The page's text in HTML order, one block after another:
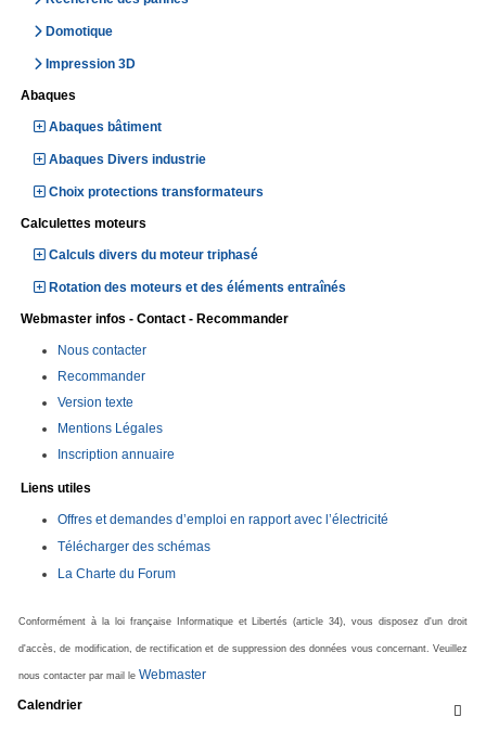
Domotique
Impression 3D
Abaques
Abaques bâtiment
Abaques Divers industrie
Choix protections transformateurs
Calculettes moteurs
Calculs divers du moteur triphasé
Rotation des moteurs et des éléments entraînés
Webmaster infos - Contact - Recommander
Nous contacter
Recommander
Version texte
Mentions Légales
Inscription annuaire
Liens utiles
Offres et demandes d’emploi en rapport avec l’électricité
Télécharger des schémas
La Charte du Forum
Conformément à la loi française Informatique et Libertés (article 34), vous disposez d'un droit
d'accès, de modification, de rectification et de suppression des données vous concernant. Veuillez
nous contacter par mail le Webmaster

Calendrier